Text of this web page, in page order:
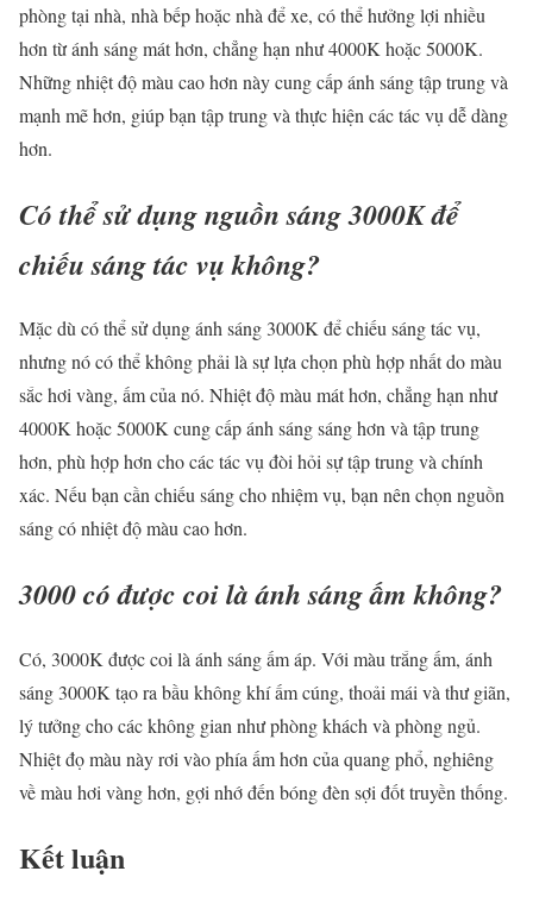
phòng tại nhà, nhà bếp hoặc nhà để xe, có thể hưởng lợi nhiều
hơn từ ánh sáng mát hơn, chẳng hạn như 4000K hoặc 5000K.
Những nhiệt độ màu cao hơn này cung cấp ánh sáng tập trung và
mạnh mẽ hơn, giúp bạn tập trung và thực hiện các tác vụ dễ dàng
hơn.
Có thể sử dụng nguồn sáng 3000K để
chiếu sáng tác vụ không?
Mặc dù có thể sử dụng ánh sáng 3000K để chiếu sáng tác vụ,
nhưng nó có thể không phải là sự lựa chọn phù hợp nhất do màu
sắc hơi vàng, ấm của nó. Nhiệt độ màu mát hơn, chẳng hạn như
4000K hoặc 5000K cung cấp ánh sáng sáng hơn và tập trung
hơn, phù hợp hơn cho các tác vụ đòi hỏi sự tập trung và chính
xác. Nếu bạn cần chiếu sáng cho nhiệm vụ, bạn nên chọn nguồn
sáng có nhiệt độ màu cao hơn.
3000 có được coi là ánh sáng ấm không?
Có, 3000K được coi là ánh sáng ấm áp. Với màu trắng ấm, ánh
sáng 3000K tạo ra bầu không khí ấm cúng, thoải mái và thư giãn,
lý tưởng cho các không gian như phòng khách và phòng ngủ.
Nhiệt đọ màu này rơi vào phía ấm hơn của quang phổ, nghiêng
về màu hơi vàng hơn, gợi nhớ đến bóng đèn sợi đốt truyền thống.
Kết luận